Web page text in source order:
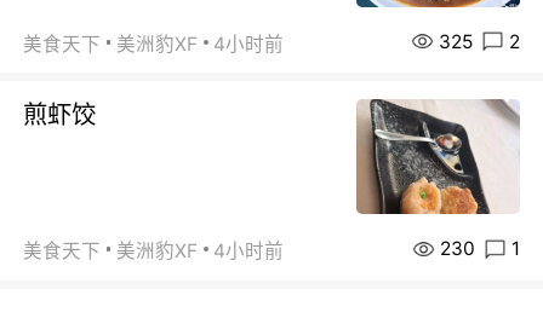
美食天下 美洲豹XF 4小时前 325 2
煎虾饺
美食天下 美洲豹XF 4小时前 230 1